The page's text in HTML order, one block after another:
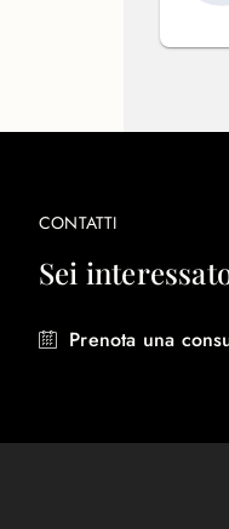
CONTATTI
Sei
Prenota una